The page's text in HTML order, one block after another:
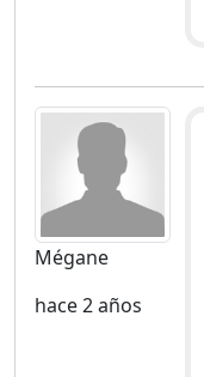
Mégane
hace 2 años